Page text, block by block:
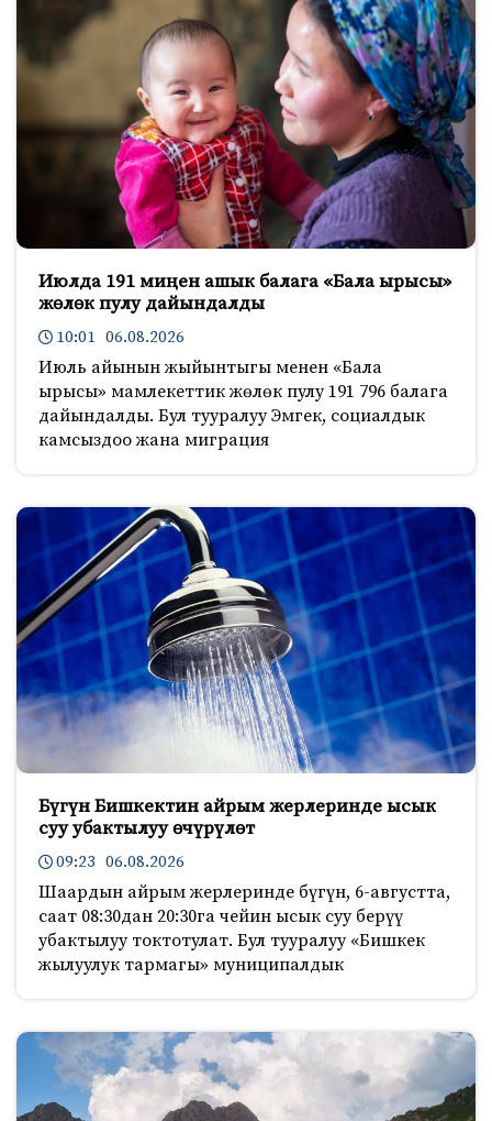
Июлда 191 миңен ашык балага «Бала ырысы»
жөлөк пулу дайындалды
10:01 06.08.2026
Июль айынын жыйынтыгы менен «Бала
ырысы» мамлекеттик жөлөк пулу 191 796 балага
дайындалды. Бул тууралуу Эмгек, социалдык
камсыздоо жана миграция
Бүгүн Бишкектин айрым жерлеринде ысык
суу убактылуу өчүрүлөт
09:23 06.08.2026
Шаардын айрым жерлеринде бүгүн, 6-августта,
саат 08:30дан 20:30га чейин ысык суу берүү
убактылуу токтотулат. Бул тууралуу «Бишкек
жылуулук тармагы» муниципалдык